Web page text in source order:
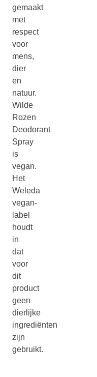
gemaakt
met
respect
voor
mens,
dier
en
natuur.
Wilde
Rozen
Deodorant
Spray
is
vegan.
Het
Weleda
vegan-
label
houdt
in
dat
voor
dit
product
geen
dierlijke
ingrediënten
zijn
gebruikt.